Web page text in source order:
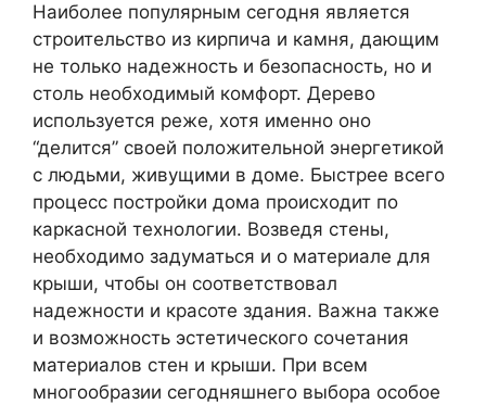
Наиболее популярным сегодня является
строительство из кирпича и камня, дающим
не только надежность и безопасность, но и
столь необходимый комфорт. Дерево
используется реже, хотя именно оно
“делится” своей положительной энергетикой
с людьми, живущими в доме. Быстрее всего
процесс постройки дома происходит по
каркасной технологии. Возведя стены,
необходимо задуматься и о материале для
крыши, чтобы он соответствовал
надежности и красоте здания. Важна также
и возможность эстетического сочетания
материалов стен и крыши. При всем
многообразии сегодняшнего выбора особое